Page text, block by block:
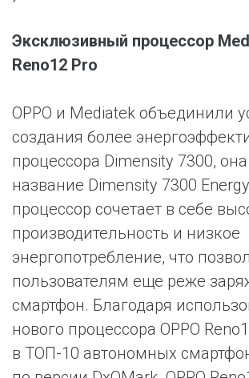
Эксклюзивный процессор
Reno12 Pro
OPPO и Mediatek объединили
создания более
процессора Dimensity 7300,
название Dimensity 7300
процессор сочетает в себе
производительность и низкое
энергопотребление, что
пользователям еще реже
смартфон. Благодаря
нового процессора OPPO
в ТОП-10 автономных